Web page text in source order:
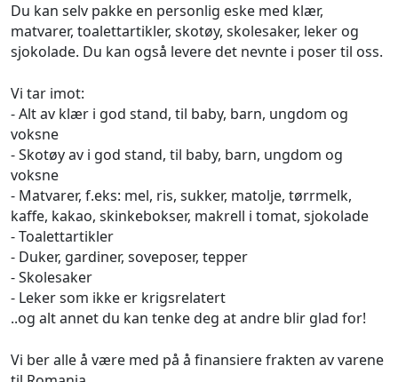
Du kan selv pakke en personlig eske med klær,
matvarer, toalettartikler, skotøy, skolesaker, leker og
sjokolade. Du kan også levere det nevnte i poser til oss.
Vi tar imot:
- Alt av klær i god stand, til baby, barn, ungdom og
voksne
- Skotøy av i god stand, til baby, barn, ungdom og
voksne
- Matvarer, f.eks: mel, ris, sukker, matolje, tørrmelk,
kaffe, kakao, skinkebokser, makrell i tomat, sjokolade
- Toalettartikler
- Duker, gardiner, soveposer, tepper
- Skolesaker
- Leker som ikke er krigsrelatert
..og alt annet du kan tenke deg at andre blir glad for!
Vi ber alle å være med på å finansiere frakten av varene